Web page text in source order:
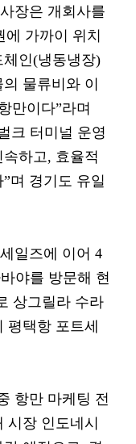
장은 개회사를
가까이 위치
인(냉동냉장)
물류비와 이
만이다”라며
크 터미널 운영
하고, 효율적
며 경기도 유일
일즈에 이어 4
야를 방문해 현
상그릴라 수라
택항 포트세
항만 마케팅 전
장 인도네시